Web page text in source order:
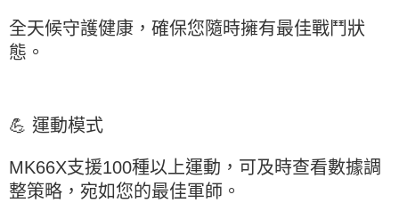
全天候守護健康，確保您隨時擁有最佳戰鬥狀
態。
💪 運動模式
MK66X支援100種以上運動，可及時查看數據調
整策略，宛如您的最佳軍師。